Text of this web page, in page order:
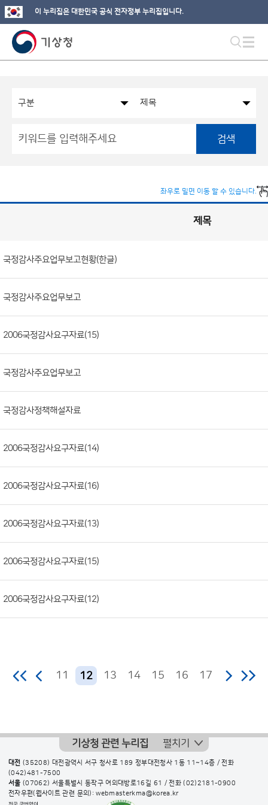
이 누리집은 대한민국 공식 전자정부 누리집입니다.
검색
좌우로 밀면 이동 할 수 있습니다.
보
공
개
게
록
호,
분
류,
제
목,
부
서,
첨
부
파
록
일,
조
회
수)
제목
국정감사주요업무보고현황(한글)
국정감사주요업무보고
2006국정감사요구자료(15)
국정감사주요업무보고
국정감사정책해설자료
2006국정감사요구자료(14)
2006국정감사요구자료(16)
2006국정감사요구자료(13)
2006국정감사요구자료(15)
2006국정감사요구자료(12)
11 12 13 14 15 16 17
기상청 관련 누리집 펼치기
대전 (35208) 대전광역시 서구 청사로 189 정부대전청사 1동 11~14층 / 전화
(042)481-7500
서울 (07062) 서울특별시 동작구 여의대방로16길 61 / 전화(02)2181-0900
전자우편(웹사이트 관련 문의): webmasterkma@korea.kr